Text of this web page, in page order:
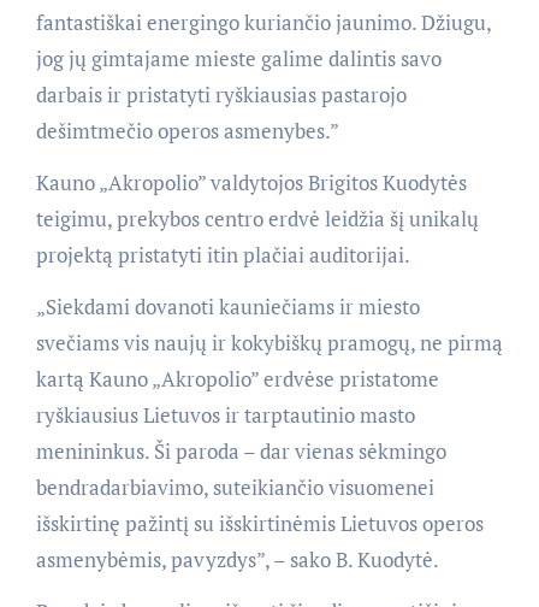
fantastiškai energingo kuriančio jaunimo. Džiugu,
jog jų gimtajame mieste galime dalintis savo
darbais ir pristatyti ryškiausias pastarojo
dešimtmečio operos asmenybes.”
Kauno „Akropolio” valdytojos Brigitos Kuodytės
teigimu, prekybos centro erdvė leidžia šį unikalų
projektą pristatyti itin plačiai auditorijai.
„Siekdami dovanoti kauniečiams ir miesto
svečiams vis naujų ir kokybiškų pramogų, ne pirmą
kartą Kauno „Akropolio” erdvėse pristatome
ryškiausius Lietuvos ir tarptautinio masto
menininkus. Ši paroda – dar vienas sėkmingo
bendradarbiavimo, suteikiančio visuomenei
išskirtinę pažintį su išskirtinėmis Lietuvos operos
asmenybėmis, pavyzdys”, – sako B. Kuodytė.